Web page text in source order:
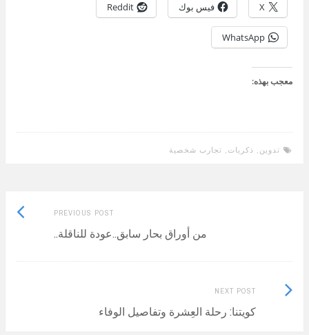
X فيس بوك Reddit
WhatsApp
معجب بهذه:
تدوين ذكريات تجارب شخصية
PREVIOUS POST
Previous
من أوراق بحار سابق..عودة للناقلة..
NEXT POST
كويتنا: رحلة العِشرة وتفاصيل الوفاء
Next
Post: